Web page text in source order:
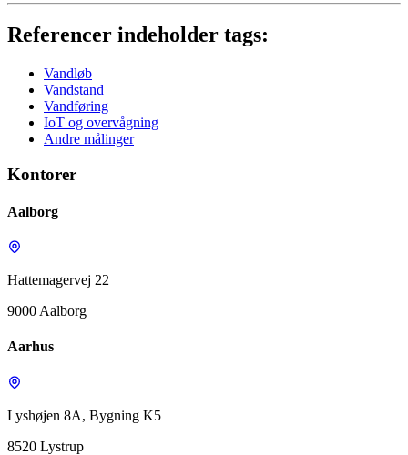
Referencer indeholder tags:
Vandløb
Vandstand
Vandføring
IoT og overvågning
Andre målinger
Kontorer
Aalborg
Hattemagervej 22
9000 Aalborg
Aarhus
Lyshøjen 8A, Bygning K5
8520 Lystrup